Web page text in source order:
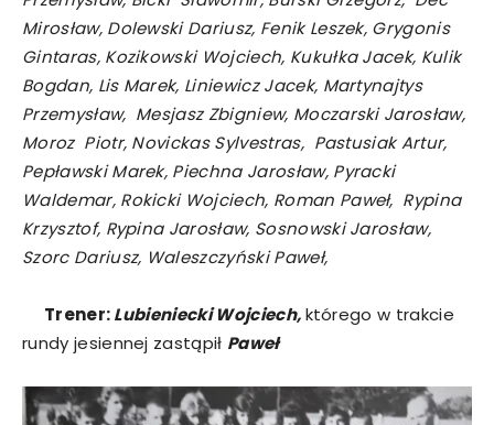
Mirosław, Dolewski Dariusz, Fenik Leszek, Grygonis
Gintaras, Kozikowski Wojciech, Kukułka Jacek, Kulik
Bogdan, Lis Marek, Liniewicz Jacek, Martynajtys
Przemysław, Mesjasz Zbigniew, Moczarski Jarosław,
Moroz Piotr, Novickas Sylvestras, Pastusiak Artur,
Pepławski Marek, Piechna Jarosław, Pyracki
Waldemar, Rokicki Wojciech, Roman Paweł, Rypina
Krzysztof, Rypina Jarosław, Sosnowski Jarosław,
Szorc Dariusz, Waleszczyński Paweł,
Trener:Lubieniecki Wojciech,którego w trakcie
rundy jesiennej zastąpił Paweł